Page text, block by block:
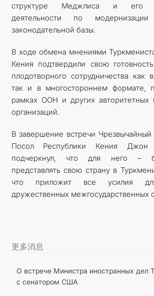
структуре Меджлиса и его
деятельности по модернизации
законодательной базы.
В ходе обмена мнениями
Кения подтвердили свою
плодотворного сотрудничества как
так и в многостороннем формате,
рамках ООН и других авторитетных
организаций.
В завершение встречи
Посол Республики Кения
подчеркнул, что для него –
представлять свою страну в
что приложит все усилия
дружественных межгосударственных
更多消息
О встрече Министра иностранных дел
с сенатором США